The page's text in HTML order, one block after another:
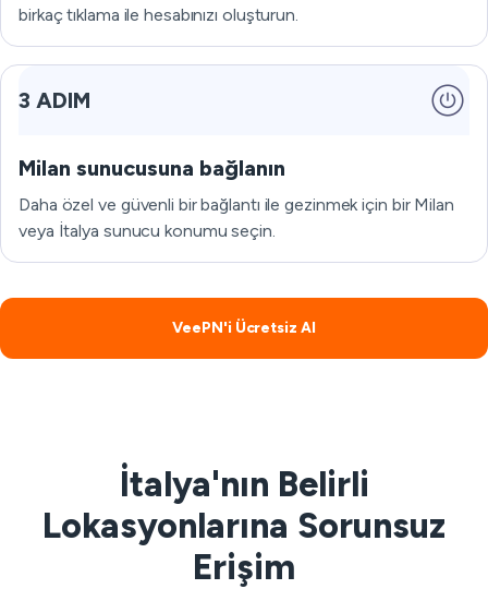
birkaç tıklama ile hesabınızı oluşturun.
3 ADIM
Milan sunucusuna bağlanın
Daha özel ve güvenli bir bağlantı ile gezinmek için bir Milan
veya İtalya sunucu konumu seçin.
VeePN'i Ücretsiz Al
İtalya'nın Belirli
Lokasyonlarına Sorunsuz
Erişim